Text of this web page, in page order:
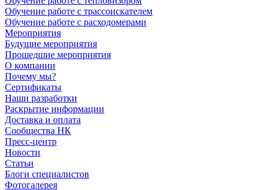
Обучение работе с трассоискателем
Обучение работе с расходомерами
Мероприятия
Будущие мероприятия
Прошедшие мероприятия
О компании
Почему мы?
Сертификаты
Наши разработки
Раскрытие информации
Доставка и оплата
Сообщества НК
Пресс-центр
Новости
Статьи
Блоги специалистов
Фотогалерея